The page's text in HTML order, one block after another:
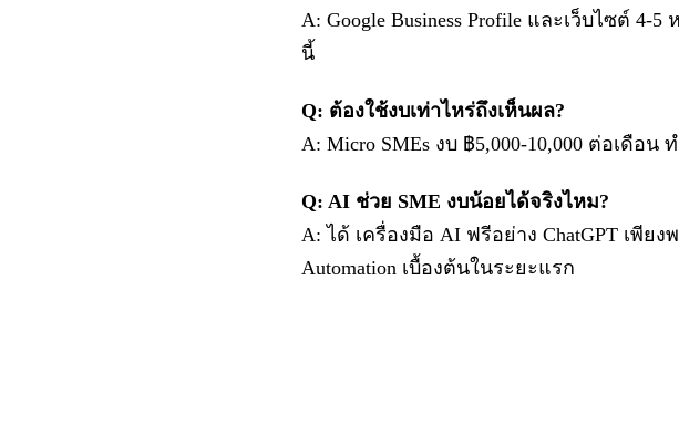
A: Google Business Profile และเว็บไซต์
นี้
Q: ต้องใช้งบเท่าไหร่ถึงเห็นผล?
A: Micro SMEs งบ ฿5,000-10,000 ต่อเดือน
Q: AI ช่วย SME งบน้อยได้จริงไหม?
A: ได้ เครื่องมือ AI ฟรีอย่าง ChatGPT เพีย
Automation เบื้องต้นในระยะแรก